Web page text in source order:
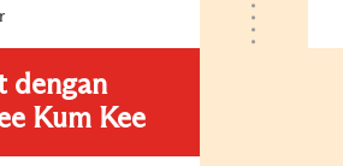
dengan
Kum Kee